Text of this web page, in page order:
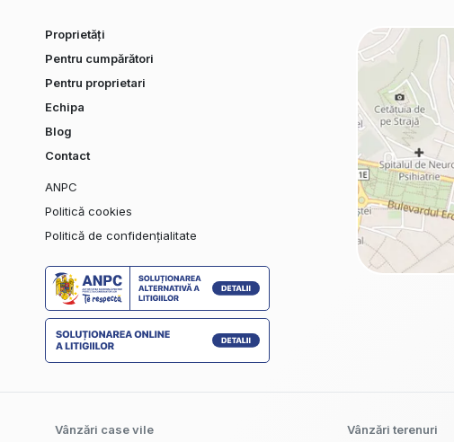
Proprietăți
Pentru cumpărători
Pentru proprietari
Echipa
Blog
Contact
ANPC
Politică cookies
Politică de confidențialitate
Vânzări case vile Vânzări terenuri